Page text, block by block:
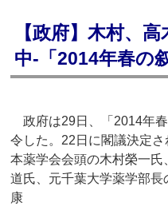
【政府】木村、
中‐「2014年春の
政府は29日、「2014年
令した。22日に閣議決定
本薬学会会頭の木村榮一
道氏、元千葉大学薬学部
康